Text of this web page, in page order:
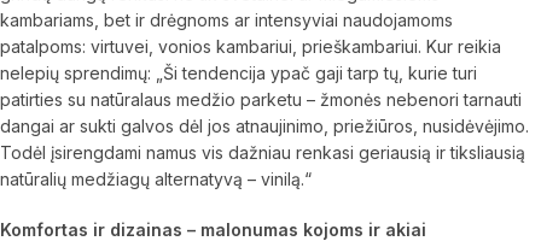
kambariams, bet ir drėgnoms ar intensyviai naudojamoms
patalpoms: virtuvei, vonios kambariui, prieškambariui. Kur reikia
nelepių sprendimų: „Ši tendencija ypač gaji tarp tų, kurie turi
patirties su natūralaus medžio parketu – žmonės nebenori tarnauti
dangai ar sukti galvos dėl jos atnaujinimo, priežiūros, nusidėvėjimo.
Todėl įsirengdami namus vis dažniau renkasi geriausią ir tiksliausią
natūralių medžiagų alternatyvą – vinilą.“
Komfortas ir dizainas – malonumas kojoms ir akiai